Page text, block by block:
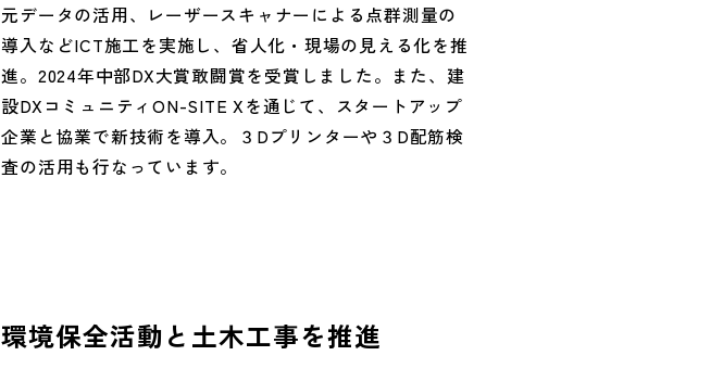
元データの活用、レーザースキャナーによる点群測量の
導入などICT施工を実施し、省人化・現場の見える化を推
進。2024年中部DX大賞敢闘賞を受賞しました。また、建
設DXコミュニティON-SITE Xを通じて、スタートアップ
企業と協業で新技術を導入。３Dプリンターや３D配筋検
査の活用も行なっています。
環境保全活動と土木工事を推進